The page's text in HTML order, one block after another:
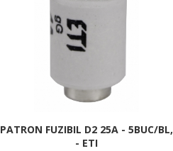
PATRON FUZIBIL D2 25A - 5BUC/BL,
- ETI